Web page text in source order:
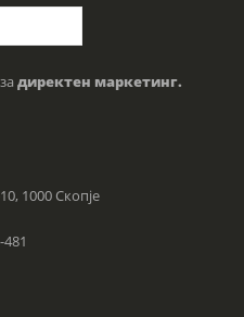
директен маркетинг.
1000 Скопје